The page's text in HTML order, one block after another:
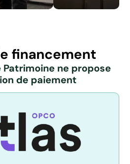
financement
ne propose
de paiement